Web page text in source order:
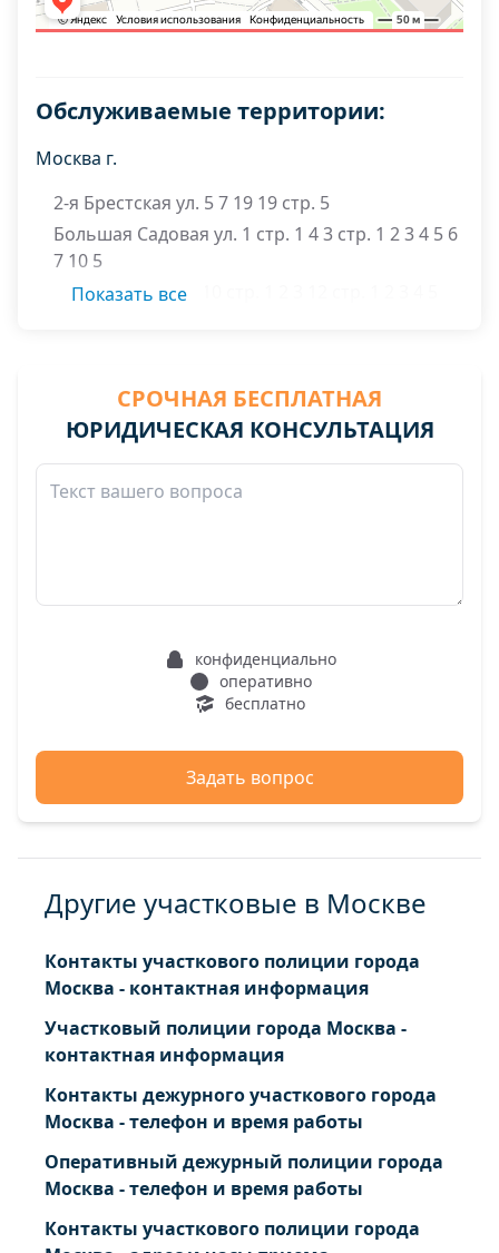
Обслуживаемые территории:
Москва г.
2-я Брестская ул. 5 7 19 19 стр. 5
Большая Садовая ул. 1 стр. 1 4 3 стр. 1 2 3 4 5 6
7 10 5
Гашека ул. 11 9 8 10 стр. 1 2 3 12 стр. 1 2 3 4 5
Показать все
СРОЧНАЯ БЕСПЛАТНАЯ
ЮРИДИЧЕСКАЯ КОНСУЛЬТАЦИЯ
конфиденциально
оперативно
бесплатно
Задать вопрос
Другие участковые в Москве
Контакты участкового полиции города
Москва - контактная информация
Участковый полиции города Москва -
контактная информация
Контакты дежурного участкового города
Москва - телефон и время работы
Оперативный дежурный полиции города
Москва - телефон и время работы
Контакты участкового полиции города